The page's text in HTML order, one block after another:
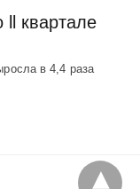
ll квартале
в 4,4 раза